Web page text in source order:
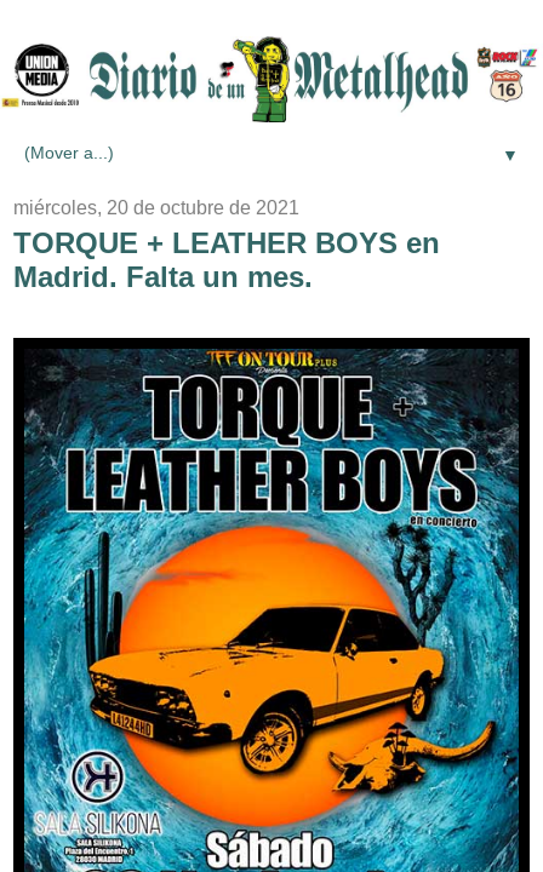
▼
miércoles, 20 de octubre de 2021
TORQUE + LEATHER BOYS en
Madrid. Falta un mes.